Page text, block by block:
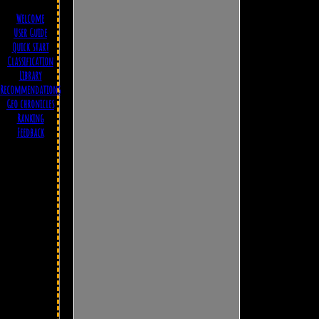
Welcome
User Guide
Quick start
Classification
Library
Recommendations
Geo chronicles
Ranking
Feedback